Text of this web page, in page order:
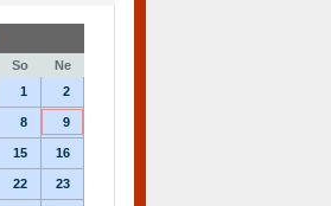
So
Ne
1
2
8 9
15 16
22 23